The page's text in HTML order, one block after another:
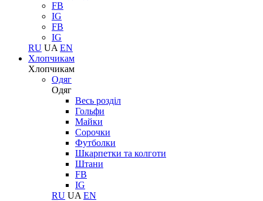
FB
IG
FB
IG
RU UA EN
Хлопчикам
Хлопчикам
Одяг
Одяг
Весь розділ
Гольфи
Майки
Сорочки
Футболки
Шкарпетки та колготи
Штани
FB
IG
RU UA EN